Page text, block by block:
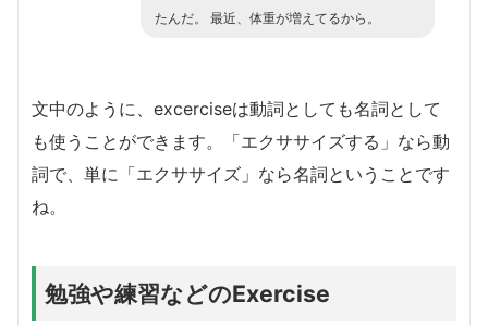
たんだ。 最近、体重が増えてるから。
文中のように、excerciseは動詞としても名詞として
も使うことができます。「エクササイズする」なら動
詞で、単に「エクササイズ」なら名詞ということです
ね。
勉強や練習などのExercise